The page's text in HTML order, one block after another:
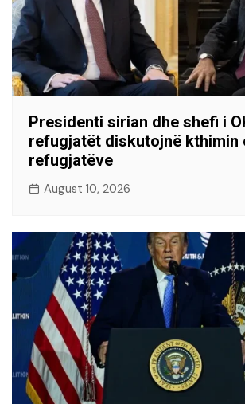
Presidenti sirian dhe shefi i
refugjatët diskutojnë kthimin
refugjatëve
August 10, 2026